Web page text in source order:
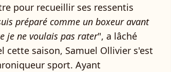
pour recueillir ses ressentis
préparé comme un boxeur avant
je ne voulais pas rater", a lâché
cette saison, Samuel Ollivier s'est
sport. Ayant